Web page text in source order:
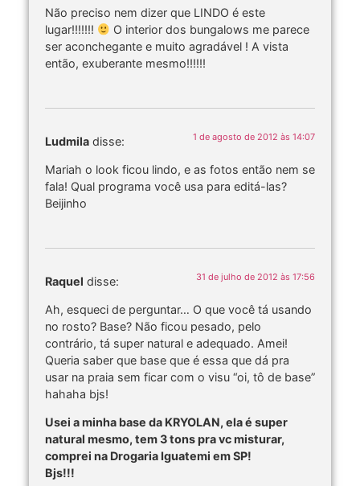
Não preciso nem dizer que LINDO é este
lugar!!!!!!!
O interior dos bungalows me parece
ser aconchegante e muito agradável ! A vista
então, exuberante mesmo!!!!!!
Ludmila disse: 1 de agosto de 2012 às 14:07
Mariah o look ficou lindo, e as fotos então nem se
fala! Qual programa você usa para editá-las?
Beijinho
Raquel disse: 31 de julho de 2012 às 17:56
Ah, esqueci de perguntar… O que você tá usando
no rosto? Base? Não ficou pesado, pelo
contrário, tá super natural e adequado. Amei!
Queria saber que base que é essa que dá pra
usar na praia sem ficar com o visu “oi, tô de base”
hahaha bjs!
Usei a minha base da KRYOLAN, ela é super
natural mesmo, tem 3 tons pra vc misturar,
comprei na Drogaria Iguatemi em SP!
Bjs!!!